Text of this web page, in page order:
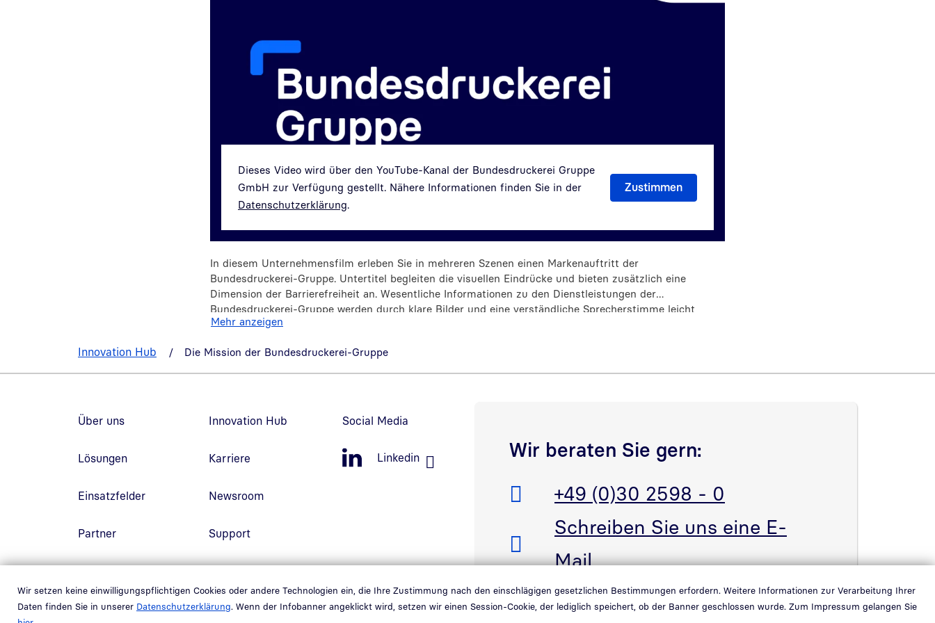
Wir setzen keine einwilligungspflichtigen Cookies oder andere Technologien ein, die Ihre Zustimmung nach den einschlägigen gesetzlichen Bestimmungen erfordern. Weitere Informationen zur Verarbeitung Ihrer
Daten finden Sie in unserer Datenschutzerklärung. Wenn der Infobanner angeklickt wird, setzen wir einen Session-Cookie, der lediglich speichert, ob der Banner geschlossen wurde. Zum Impressum gelangen Sie
Dieses Video wird über den YouTube-Kanal der Bundesdruckerei Gruppe
GmbH zur Verfügung gestellt. Nähere Informationen finden Sie in der
Datenschutzerklärung.
In diesem Unternehmensfilm erleben Sie in mehreren Szenen einen Markenauftritt der
Bundesdruckerei-Gruppe. Untertitel begleiten die visuellen Eindrücke und bieten zusätzlich eine
Dimension der Barrierefreiheit an. Wesentliche Informationen zu den Dienstleistungen der
Bundesdruckerei-Gruppe werden durch klare Bilder und eine verständliche Sprecherstimme leicht
vermittelt. Hierbei liegt ein besonderer Fokus auf der Präsentation der Produkte, Arbeitswelten und des
Mehr anzeigen
Innovation Hub Die Mission der Bundesdruckerei-Gruppe
Über uns
Lösungen
Einsatzfelder
Partner
Innovation Hub
Karriere
Newsroom
Support
Social Media
Linkedin
Wir beraten Sie gern:
Telefon:
+49 (0)30 2598 - 0
E-Mail:
Schreiben Sie uns eine E-
Mail